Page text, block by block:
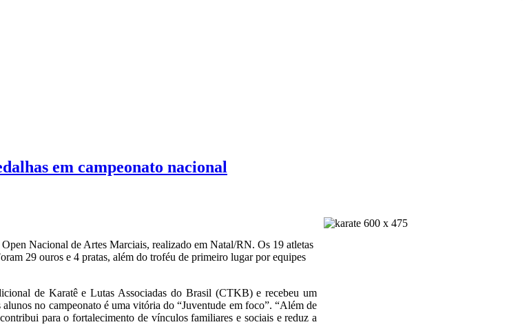
em campeonato nacional
Nacional de Artes Marciais, realizado em Natal/RN. Os 19 atletas
29 ouros e 4 pratas, além do troféu de primeiro lugar por equipes
de Karatê e Lutas Associadas do Brasil (CTKB) e recebeu um
no campeonato é uma vitória do “Juventude em foco”. “Além de
para o fortalecimento de vínculos familiares e sociais e reduz a